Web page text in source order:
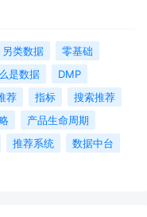
另类数据
零基础
是数据
DMP
荐 指标
搜索推荐
产品生命周期
推荐系统
数据中台